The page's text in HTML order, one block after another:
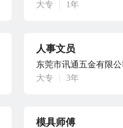
大专
1年
人事文员
东莞市讯通五金有限
大专
3年
模具师傅